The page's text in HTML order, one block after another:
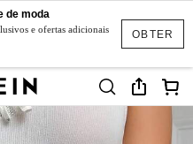
OBTER
de moda
e ofertas adicionais